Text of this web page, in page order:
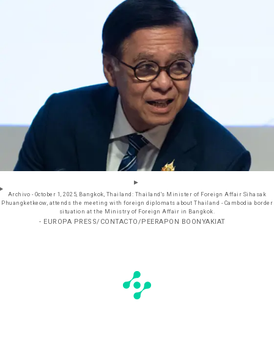
Archivo - October 1, 2025, Bangkok, Thailand: Thailand's Minister of Foreign Affair Sihasak
Phuangketkeow, attends the meeting with foreign diplomats about Thailand - Cambodia border
situation at the Ministry of Foreign Affair in Bangkok.
- EUROPA PRESS/CONTACTO/PEERAPON BOONYAKIAT